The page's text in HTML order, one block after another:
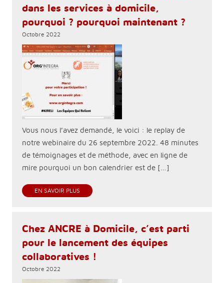
dans les services à domicile,
pourquoi ? pourquoi maintenant ?
Octobre 2022
Vous nous l’avez demandé, le voici : le replay de
notre webinaire du 26 septembre 2022. 48 minutes
de témoignages et de méthode, avec en ligne de
mire pourquoi un bon calendrier est de […]
EN SAVOIR PLUS
Chez ANCRE à Domicile, c’est parti
pour le lancement des équipes
collaboratives !
Octobre 2022